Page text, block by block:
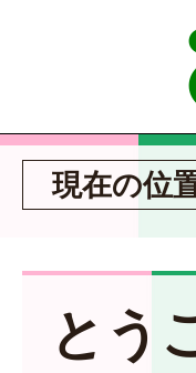
現在の位
とう